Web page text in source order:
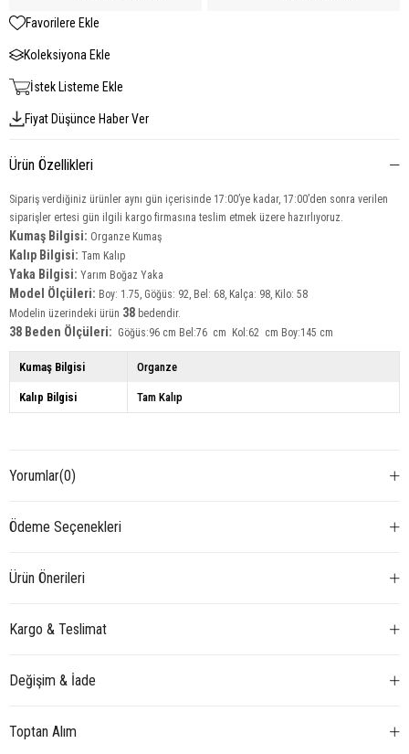
Favorilere Ekle
Koleksiyona Ekle
İstek Listeme Ekle
Fiyat Düşünce Haber Ver
Ürün Özellikleri
Sipariş verdiğiniz ürünler aynı gün içerisinde 17:00’ye kadar, 17:00’den sonra verilen
siparişler ertesi gün ilgili kargo firmasına teslim etmek üzere hazırlıyoruz.
Kumaş Bilgisi: Organze Kumaş
Kalıp Bilgisi: Tam Kalıp
Yaka Bilgisi: Yarım Boğaz Yaka
Model Ölçüleri: Boy: 1.75, Göğüs: 92, Bel: 68, Kalça: 98, Kilo: 58
Modelin üzerindeki ürün 38 bedendir.
38 Beden Ölçüleri: Göğüs:96 cm Bel:76 cm Kol:62 cm Boy:145 cm
Kumaş Bilgisi Organze
Kalıp Bilgisi Tam Kalıp
Yorumlar(0)
Ödeme Seçenekleri
Ürün Önerileri
Kargo & Teslimat
Değişim & İade
Toptan Alım